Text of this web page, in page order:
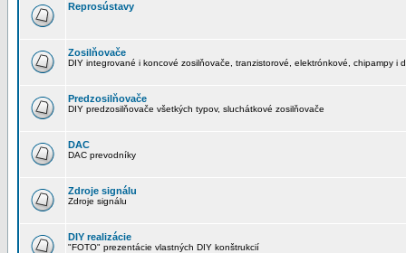
Reprosústavy
Zosilňovače
DIY integrované i koncové zosilňovače, tranzistorové, elektrónkové, chipampy i
Predzosilňovače
DIY predzosilňovače všetkých typov, sluchátkové zosilňovače
DAC
DAC prevodníky
Zdroje signálu
Zdroje signálu
DIY realizácie
"FOTO" prezentácie vlastných DIY konštrukcií